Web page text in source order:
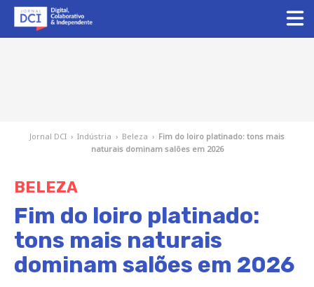
Jornal DCI › Indústria › Beleza › Fim do loiro platinado: tons mais
naturais dominam salões em 2026
BELEZA
Fim do loiro platinado:
tons mais naturais
dominam salões em 2026